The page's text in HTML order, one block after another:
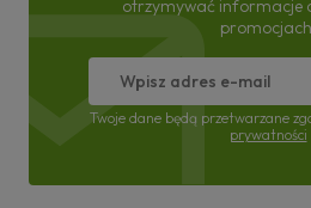
otrzymywać informacje
Twoje dane będą przetwarzane
prywatności